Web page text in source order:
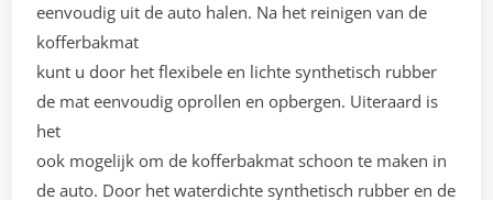
eenvoudig uit de auto halen. Na het reinigen van de
kofferbakmat
kunt u door het flexibele en lichte synthetisch rubber
de mat eenvoudig oprollen en opbergen. Uiteraard is
het
ook mogelijk om de kofferbakmat schoon te maken in
de auto. Door het waterdichte synthetisch rubber en de